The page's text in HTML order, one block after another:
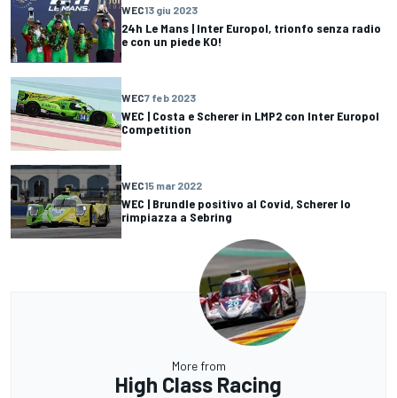
WEC13 giu 2023
24h Le Mans | Inter Europol, trionfo senza radio
e con un piede KO!
WEC7 feb 2023
WEC | Costa e Scherer in LMP2 con Inter Europol
Competition
WEC15 mar 2022
WEC | Brundle positivo al Covid, Scherer lo
rimpiazza a Sebring
More from
High Class Racing